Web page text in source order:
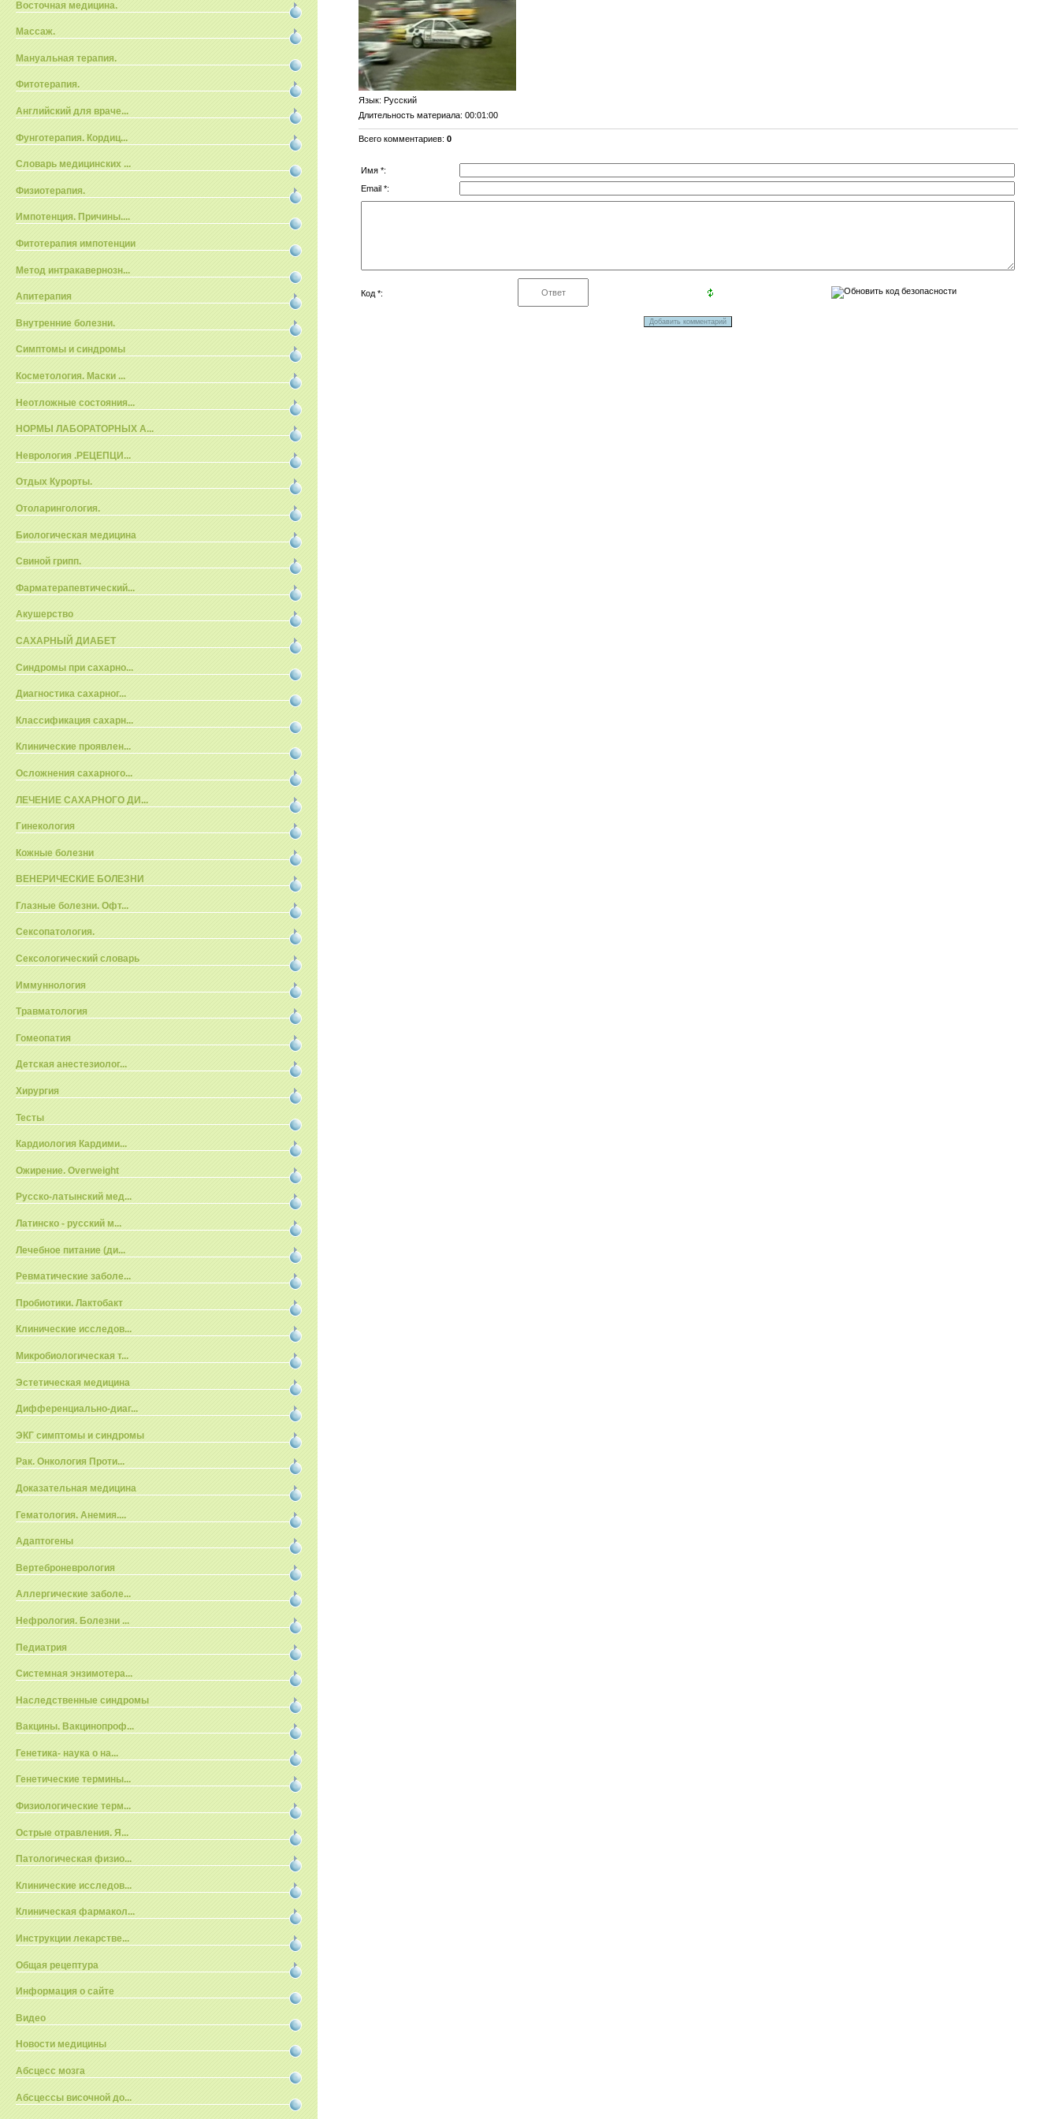
Восточная медицина.
Массаж.
Мануальная терапия.
Фитотерапия.
Английский для враче...
Фунготерапия. Кордиц...
Словарь медицинских ...
Физиотерапия.
Импотенция. Причины....
Фитотерапия импотенции
Метод интракавернозн...
Апитерапия
Внутренние болезни.
Симптомы и синдромы
Косметология. Маски ...
Неотложные состояния...
НОРМЫ ЛАБОРАТОРНЫХ А...
Неврология .РЕЦЕПЦИ...
Отдых Курорты.
Отоларингология.
Биологическая медицина
Свиной грипп.
Фарматерапевтический...
Акушерство
САХАРНЫЙ ДИАБЕТ
Синдромы при сахарно...
Диагностика сахарног...
Классификация сахарн...
Клинические проявлен...
Осложнения сахарного...
ЛЕЧЕНИЕ САХАРНОГО ДИ...
Гинекология
Кожные болезни
ВЕНЕРИЧЕСКИЕ БОЛЕЗНИ
Глазные болезни. Офт...
Сексопатология.
Сексологический словарь
Иммуннология
Травматология
Гомеопатия
Детская анестезиолог...
Хирургия
Тесты
Кардиология Кардими...
Ожирение. Overweight
Русско-латынский мед...
Латинско - русский м...
Лечебное питание (ди...
Ревматические заболе...
Пробиотики. Лактобакт
Клинические исследов...
Микробиологическая т...
Эстетическая медицина
Дифференциально-диаг...
ЭКГ симптомы и синдромы
Рак. Онкология Проти...
Доказательная медицина
Гематология. Анемия....
Адаптогены
Вертеброневрология
Аллергические заболе...
Нефрология. Болезни ...
Педиатрия
Системная энзимотера...
Наследственные синдромы
Вакцины. Вакцинопроф...
Генетика- наука о на...
Генетические термины...
Физиологические терм...
Острые отравления. Я...
Патологическая физио...
Клинические исследов...
Клиническая фармакол...
Инструкции лекарстве...
Общая рецептура
Информация о сайте
Видео
Новости медицины
Абсцесс мозга
Абсцессы височной до...
Язык: Русский
Длительность материала: 00:01:00
Всего комментариев:0
Имя *:
Email *:
Код *: